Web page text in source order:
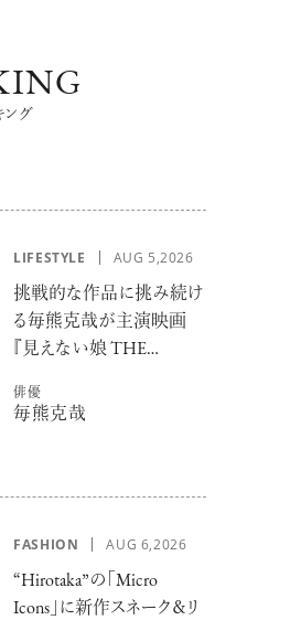
ング
LIFESTYLE AUG 5,2026
挑戦的な作品に挑み続け
る毎熊克哉が主演映画
『見えない娘 THE
派な色気
俳優
毎熊克哉
FASHION AUG 6,2026
“Hirotaka”の「Micro
Icons」に新作スネーク＆リ